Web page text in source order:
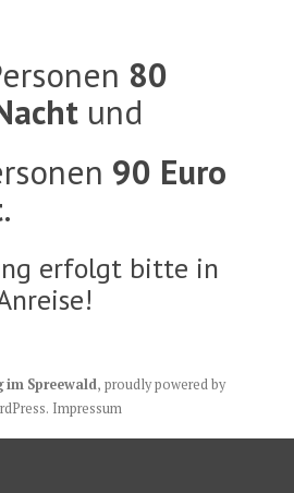
80
und
90 Euro
.
erfolgt bitte in
im Spreewald, proudly powered by
. Impressum